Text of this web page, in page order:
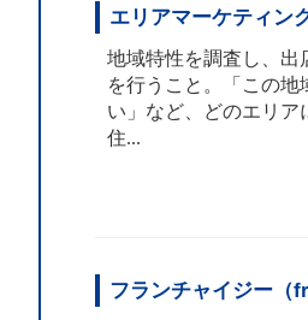
エリアマーケティン
地域特性を調査し、出
を行うこと。「この地
い」など、どのエリア
住...
フランチャイジー（